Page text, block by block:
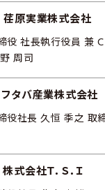
荏原実業株式会社
役 社長執行役員 兼
周司
フタバ産業株式会社
役社長 久恒 季之 取
株式会社Ｔ．Ｓ．Ｉ